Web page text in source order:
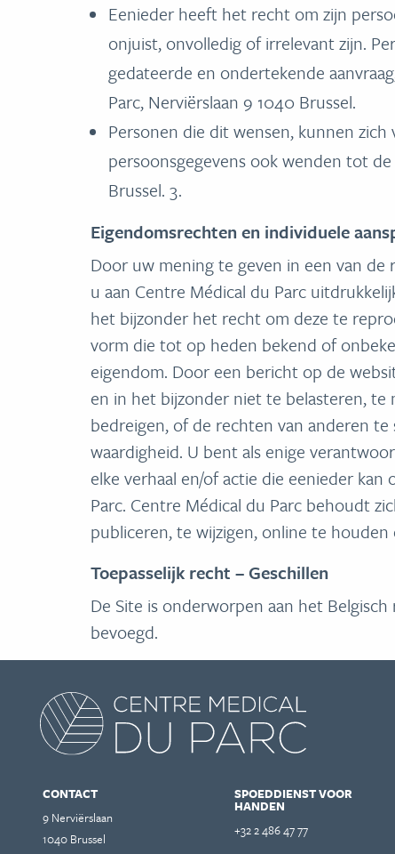
Eenieder heeft het recht om zijn
onjuist, onvolledig of irrelevant zijn.
gedateerde en ondertekende
Parc, Nerviërslaan 9 1040 Brussel.
Personen die dit wensen, kunnen
persoonsgegevens ook wenden tot
Brussel. 3.
Eigendomsrechten en individuele
Door uw mening te geven in een van
u aan Centre Médical du Parc
het bijzonder het recht om deze te
vorm die tot op heden bekend of
eigendom. Door een bericht op de
en in het bijzonder niet te belasteren, te
bedreigen, of de rechten van anderen
waardigheid. U bent als enige
elke verhaal en/of actie die eenieder
Parc. Centre Médical du Parc behoudt
publiceren, te wijzigen, online te
Toepasselijk recht – Geschillen
De Site is onderworpen aan het
bevoegd.
CONTACT
9 Nerviërslaan
1040 Brussel
SPOEDDIENST VOOR
HANDEN
+32 2 486 47 77